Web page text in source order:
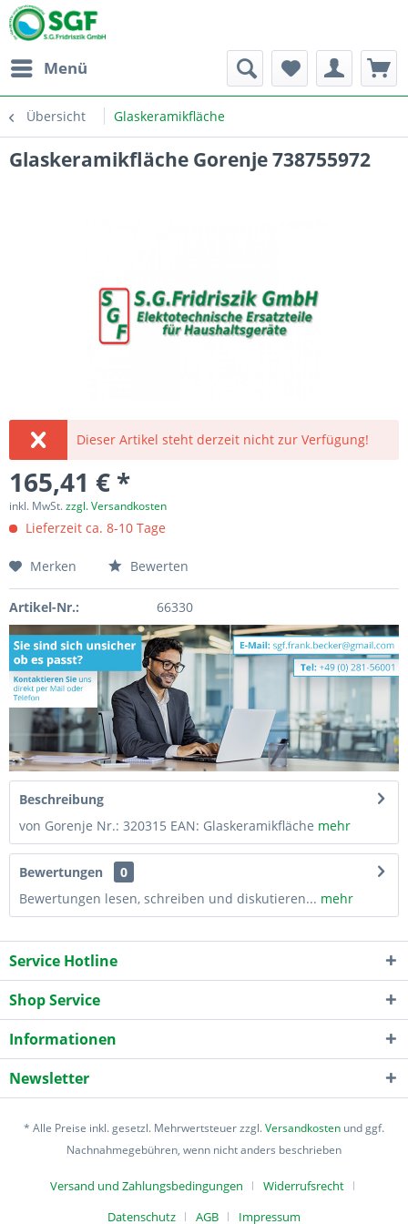
Menü
Übersicht Glaskeramikfläche
Glaskeramikfläche Gorenje 738755972
Dieser Artikel steht derzeit nicht zur Verfügung!
165,41 € *
inkl. MwSt.zzgl. Versandkosten
Lieferzeit ca. 8-10 Tage
Merken Bewerten
Artikel-Nr.: 66330
Beschreibung
von Gorenje Nr.: 320315 EAN: Glaskeramikfläche mehr
Bewertungen
0
Bewertungen lesen, schreiben und diskutieren... mehr
Service Hotline
Shop Service
Informationen
Newsletter
* Alle Preise inkl. gesetzl. Mehrwertsteuer zzgl.Versandkosten und ggf.
Nachnahmegebühren, wenn nicht anders beschrieben
Versand und Zahlungsbedingungen
Widerrufsrecht
Datenschutz
AGB Impressum